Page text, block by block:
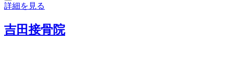
詳細を見る
吉田接骨院